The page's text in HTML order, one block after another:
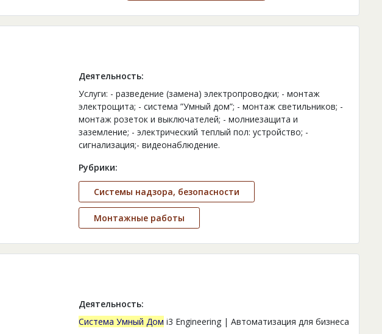
Деятельность:
Услуги: - разведение (замена) электропроводки; - монтаж
электрощита; - система ”Умный дом”; - монтаж светильников; -
монтаж розеток и выключателей; - молниезащита и
заземление; - электрический теплый пол: устройство; -
сигнализация;- видеонаблюдение.
Рубрики:
Системы надзора, безопасности
Монтажные работы
Деятельность:
Система Умный Дом i3 Engineering | Автоматизация для бизнеса